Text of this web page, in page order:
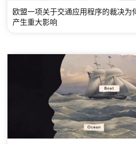
欧盟一项关于交通应用程序的裁决为
产生重大影响